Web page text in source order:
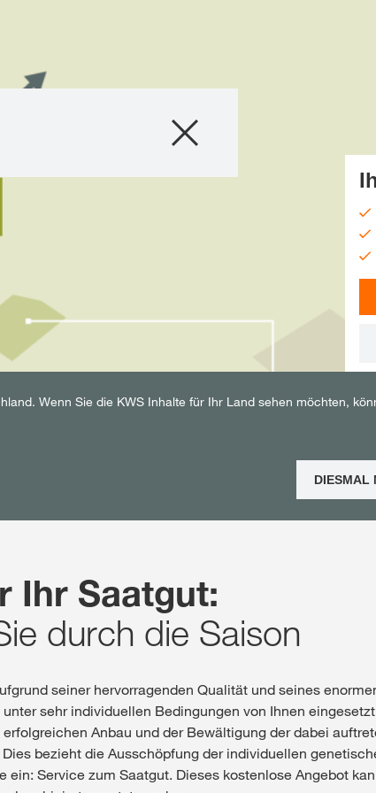
Stories & Events
Digitale Services
Über uns
Exklusiver
mitmyKWS
der KWS
kws.com/
Wenn Sie die KWS Inhalte für Ihr Land sehen möchten,
DIESMAL
Ihr Saatgut:
durch die Saison
seiner hervorragenden Qualität und seines
sehr individuellen Bedingungen von Ihnen
Anbau und der Bewältigung der dabei
bezieht die Ausschöpfung der individuellen
ein: Service zum Saatgut. Dieses kostenlose Angebot